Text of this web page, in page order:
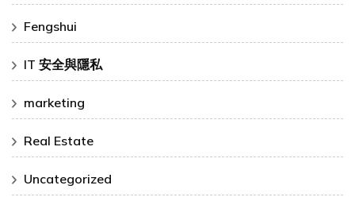
Fengshui
IT 安全與隱私
marketing
Real Estate
Uncategorized